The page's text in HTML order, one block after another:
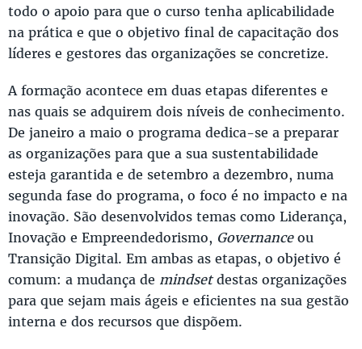
todo o apoio para que o curso tenha aplicabilidade
na prática e que o objetivo final de capacitação dos
líderes e gestores das organizações se concretize.
A formação acontece em duas etapas diferentes e
nas quais se adquirem dois níveis de conhecimento.
De janeiro a maio o programa dedica-se a preparar
as organizações para que a sua sustentabilidade
esteja garantida e de setembro a dezembro, numa
segunda fase do programa, o foco é no impacto e na
inovação. São desenvolvidos temas como Liderança,
Inovação e Empreendedorismo, Governanceou
Transição Digital. Em ambas as etapas, o objetivo é
comum: a mudança de mindsetdestas organizações
para que sejam mais ágeis e eficientes na sua gestão
interna e dos recursos que dispõem.